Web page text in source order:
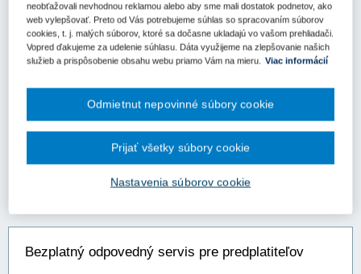
Manželstvo. Prevzatie ručiteľského záväzku
Okresný súd Bratislava I Spzn: 21C/45/2009 Prameň: ASPI
Okresný súd Bratislava I Spzn:29Cb/253/2003 Prameň:ASPI
Zákonné dôvody vydedenia
Okresný súd Bratislava I Spzn:21C/161/2005
Bezplatný odpovedný servis pre predplatiteľov
neobťažovali nevhodnou reklamou alebo aby sme mali dostatok podnetov, ako
web vylepšovať. Preto od Vás potrebujeme súhlas so spracovaním súborov
cookies, t. j. malých súborov, ktoré sa dočasne ukladajú vo vašom prehliadači.
Vopred ďakujeme za udelenie súhlasu. Dáta využijeme na zlepšovanie našich
služieb a prispôsobenie obsahu webu priamo Vám na mieru. Viac informácií
Nastavenia súborov cookie
Odmietnut nepovinné súbory cookie
Prijať všetky súbory cookie